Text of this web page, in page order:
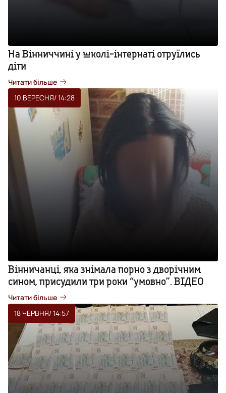
На Вінниччині у школі-інтернаті отруїлись
діти
Читати більше
10 ВЕРЕСНЯ/ 14:28
Вінничанці, яка знімала порно з дворічним
сином, присудили три роки “умовно”. ВІДЕО
Читати більше
18 ЧЕРВНЯ/ 14:57